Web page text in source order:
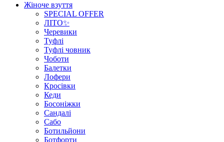
Жіноче взуття
SPECIAL OFFER
ЛІТО✨
Черевики
Туфлі
Туфлі човник
Чоботи
Балетки
Лофери
Кросівки
Кеди
Босоніжки
Сандалі
Сабо
Ботильйони
Ботфорти